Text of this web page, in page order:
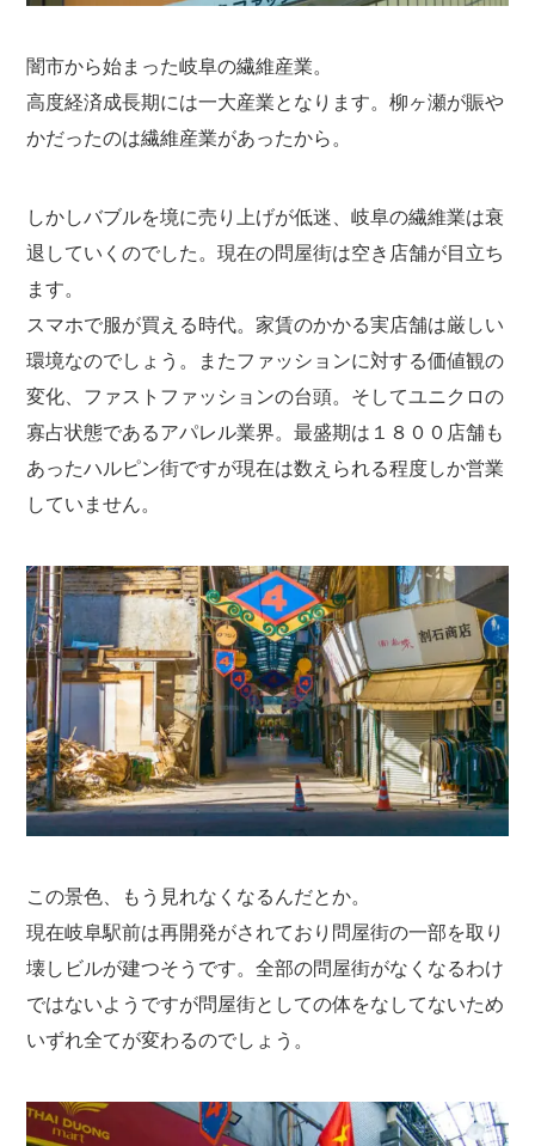
闇市から始まった岐阜の繊維産業。
高度経済成長期には一大産業となります。柳ヶ瀬が賑や
かだったのは繊維産業があったから。
しかしバブルを境に売り上げが低迷、岐阜の繊維業は衰
退していくのでした。現在の問屋街は空き店舗が目立ち
ます。
スマホで服が買える時代。家賃のかかる実店舗は厳しい
環境なのでしょう。またファッションに対する価値観の
変化、ファストファッションの台頭。そしてユニクロの
寡占状態であるアパレル業界。最盛期は１８００店舗も
あったハルピン街ですが現在は数えられる程度しか営業
していません。
この景色、もう見れなくなるんだとか。
現在岐阜駅前は再開発がされており問屋街の一部を取り
壊しビルが建つそうです。全部の問屋街がなくなるわけ
ではないようですが問屋街としての体をなしてないため
いずれ全てが変わるのでしょう。